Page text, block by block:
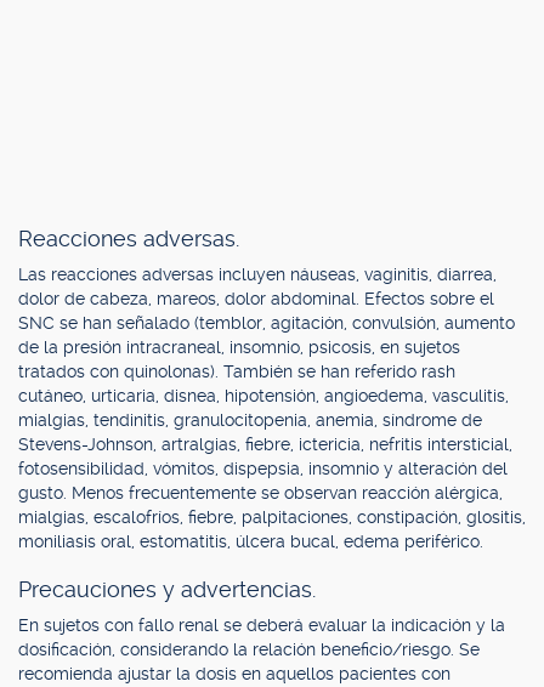
Reacciones adversas.
Las reacciones adversas incluyen náuseas, vaginitis, diarrea,
dolor de cabeza, mareos, dolor abdominal. Efectos sobre el
SNC se han señalado (temblor, agitación, convulsión, aumento
de la presión intracraneal, insomnio, psicosis, en sujetos
tratados con quinolonas). También se han referido rash
cutáneo, urticaria, disnea, hipotensión, angioedema, vasculitis,
mialgias, tendinitis, granulocitopenia, anemia, síndrome de
Stevens-Johnson, artralgias, fiebre, ictericia, nefritis intersticial,
fotosensibilidad, vómitos, dispepsia, insomnio y alteración del
gusto. Menos frecuentemente se observan reacción alérgica,
mialgias, escalofríos, fiebre, palpitaciones, constipación, glositis,
moniliasis oral, estomatitis, úlcera bucal, edema periférico.
Precauciones y advertencias.
En sujetos con fallo renal se deberá evaluar la indicación y la
dosificación, considerando la relación beneficio/riesgo. Se
recomienda ajustar la dosis en aquellos pacientes con